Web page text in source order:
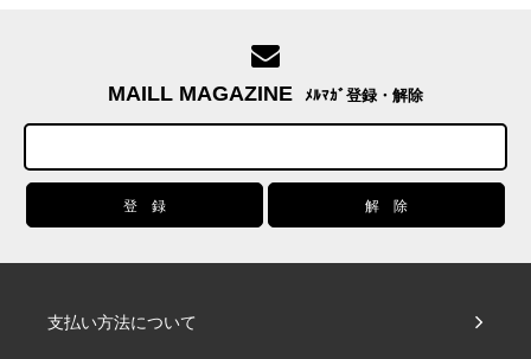
MAILL MAGAZINE ﾒﾙﾏｶﾞ登録・解除
支払い方法について